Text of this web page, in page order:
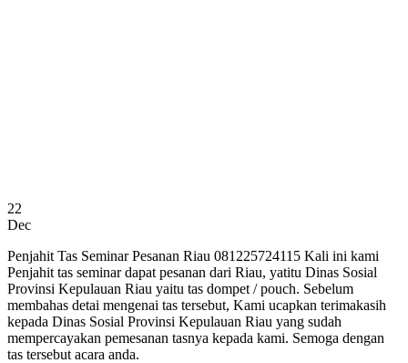
22
Dec
Penjahit Tas Seminar Pesanan Riau 081225724115 Kali ini kami
Penjahit tas seminar dapat pesanan dari Riau, yatitu Dinas Sosial
Provinsi Kepulauan Riau yaitu tas dompet / pouch. Sebelum
membahas detai mengenai tas tersebut, Kami ucapkan terimakasih
kepada Dinas Sosial Provinsi Kepulauan Riau yang sudah
mempercayakan pemesanan tasnya kepada kami. Semoga dengan
tas tersebut acara anda.